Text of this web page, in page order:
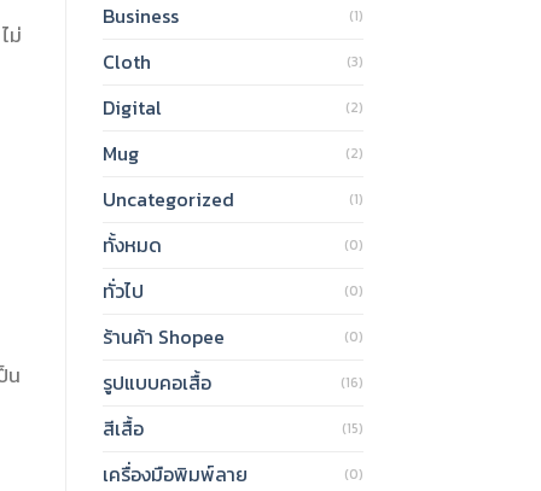
ม่
น
Business (1)
Cloth (3)
Digital (2)
Mug (2)
Uncategorized (1)
ทั้งหมด (0)
ทั่วไป (0)
ร้านค้า Shopee (0)
รูปแบบคอเสื้อ (16)
สีเสื้อ (15)
เครื่องมือพิมพ์ลาย (0)